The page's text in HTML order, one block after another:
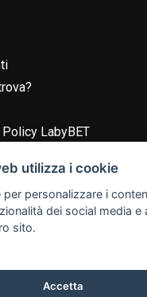
LabyBET
LabyBET
utilizza i cookie
personalizzare i
dei social media e
sito.
Accetta